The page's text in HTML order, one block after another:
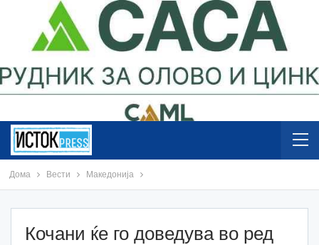
Дома Вести Македонија
Кочани ќе го доведува во ред